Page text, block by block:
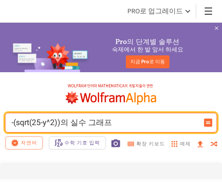
PRO로 업그레이드
Pro의 단계별 솔루션
숙제에서 한 발 앞서 하세요
지금 Pro로 이동
-(sqrt(25-y^2))의 실수 그래프
자연어 수학 기호 입력 확장 키보드 예제